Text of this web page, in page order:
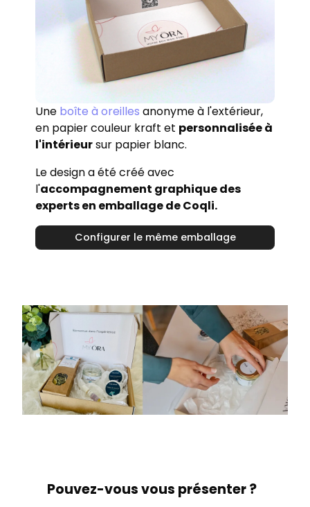
Une boîte à oreilles anonyme à l'extérieur,
en papier couleur kraft et personnalisée à
l'intérieursur papier blanc.
Le design a été créé avec
l'accompagnement graphique des
experts en emballage de Coqli.
Configurer le même emballage
Pouvez-vous vous présenter ?